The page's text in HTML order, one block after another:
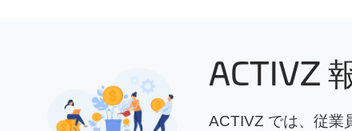
ACTIVZ
ACTIVZ では、従業